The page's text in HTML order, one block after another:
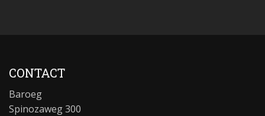
CONTACT
Baroeg
Spinozaweg 300